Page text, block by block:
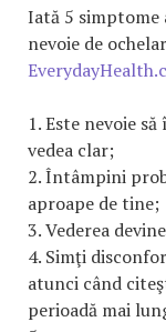
Iată 5 simptome
nevoie de
1. Este nevoie
vedea clar;
2. Întâmpini
aproape de tine;
3. Vederea
4. Simţi
atunci când
perioadă mai